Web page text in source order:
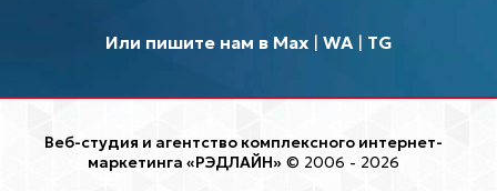
Или пишите нам в Max| WA| TG
Веб-студия и агентство комплексного интернет-
маркетинга «РЭДЛАЙН» © 2006 - 2026